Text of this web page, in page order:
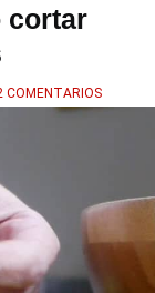
cortar
COMENTARIOS